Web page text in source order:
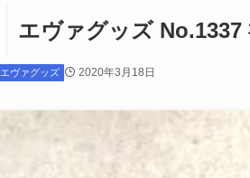
エヴァグッズ No.1337
ヴァグッズ 2020年3月18日